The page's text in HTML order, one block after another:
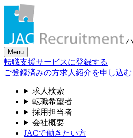
Menu
転職支援サービスに登録する
ご登録済みの方求人紹介を申し込む
求人検索
転職希望者
採用担当者
会社概要
JACで働きたい方